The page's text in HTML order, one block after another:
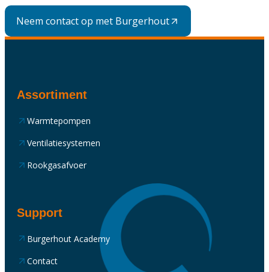
Neem contact op met Burgerhout
Assortiment
Warmtepompen
Ventilatiesystemen
Rookgasafvoer
Support
Burgerhout Academy
Contact